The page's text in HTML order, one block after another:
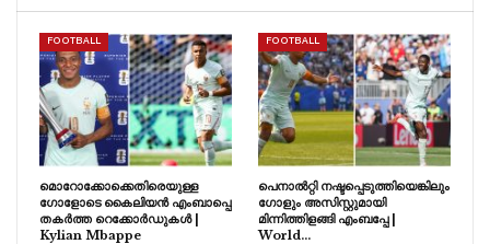
FOOTBALL
മൊറോക്കോക്കെതിരെയുള്ള
ഗോളോടെ കൈലിയൻ എംബാപ്പെ
തകർത്ത റെക്കോർഡുകൾ |
Kylian Mbappe
FOOTBALL
പെനാൽറ്റി നഷ്ടപ്പെടുത്തിയെങ്കിലും
ഗോളും അസിസ്റ്റുമായി
മിന്നിത്തിളങ്ങി എംബപ്പേ |
World…